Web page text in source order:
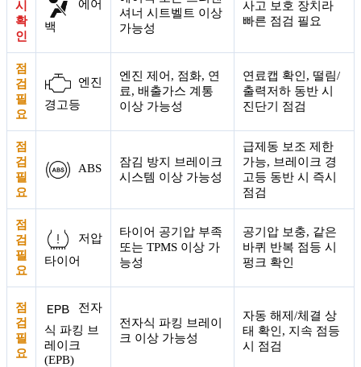
시
확
인
에어
백
셔너 시트벨트 이상
가능성
사고 보호 장치라
빠른 점검 필요
점
검
필
요
엔진
경고등
엔진 제어, 점화, 연
료, 배출가스 계통
이상 가능성
연료캡 확인, 떨림/
출력저하 동반 시
진단기 점검
점
검
필
요
ABS
잠김 방지 브레이크
시스템 이상 가능성
급제동 보조 제한
가능, 브레이크 경
고등 동반 시 즉시
점검
점
검
필
요
저압
타이어
타이어 공기압 부족
또는 TPMS 이상 가
능성
공기압 보충, 같은
바퀴 반복 점등 시
펑크 확인
점
검
필
요
전자
식 파킹 브
레이크
(EPB)
전자식 파킹 브레이
크 이상 가능성
자동 해제/체결 상
태 확인, 지속 점등
시 점검